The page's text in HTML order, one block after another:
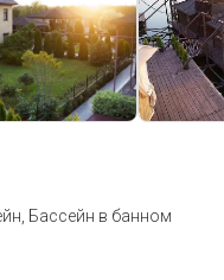
Бассейн в банном